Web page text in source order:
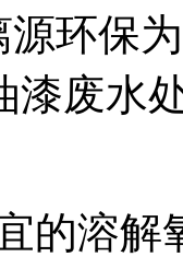
源环保
漆废水
的溶解